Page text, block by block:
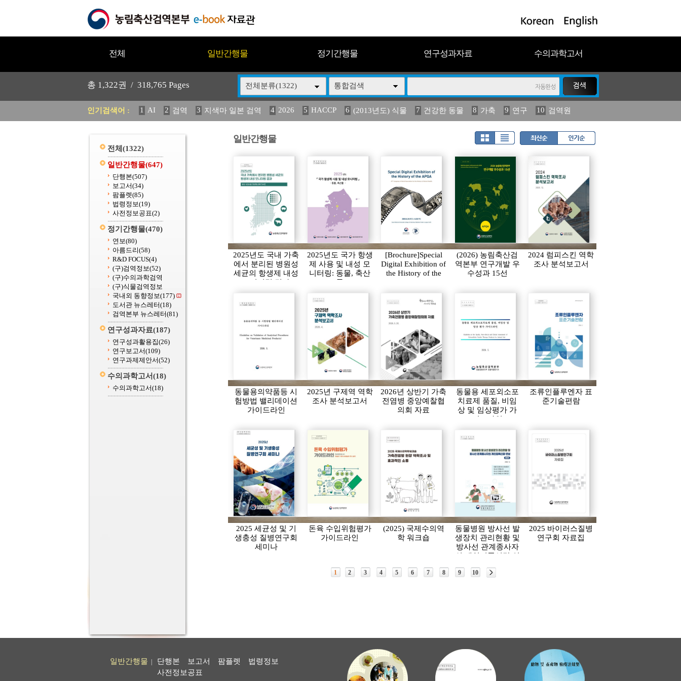
전체 일반간행물 정기간행물 연구성과자료 수의과학고서
총 1,322권 / 318,765 Pages 전체분류(1322) 통합검색
인기검색어 : 1 AI 2 검역 3 지색마 일본 검역 4 2026 5 HACCP 6 (2013년도) 식물 7 건강한 동물 8 가축 9 연구 10 검역원
11 2025 12 중독성 식물 도감 13 媛 異 14 (2013년도) 식 15 구제역 16 관리 17 연보 18 농림수산 19 2023
전체 (1322)
일반간행물(647)
단행본(507)
보고서(34)
팜플렛(85)
법령정보(19)
사전정보공표(2)
정기간행물(470)
연보(80)
아름드리(58)
R&D FOCUS(4)
(구)검역정보(52)
(구)수의과학검역
(구)식물검역정보
국내외 동향정보(177)
도서관 뉴스레터(18)
검역본부 뉴스레터(81)
연구성과자료(187)
연구성과활용집(26)
연구보고서(109)
연구과제제안서(52)
수의과학고서(18)
수의과학고서(18)
일반간행물
2025년도 국내 가축
에서 분리된 병원성
세균의 항생제 내성
모니터링 결과
2025년도 국가 항생
제 사용 및 내성 모
니터링: 동물, 축산
물
[Brochure]Special
Digital Exhibition of
the History of the
(2026) 농림축산검
역본부 연구개발 우
수성과 15선
2024 럼피스킨 역학
조사 분석보고서
동물용의약품등 시
험방법 밸리데이션
가이드라인
2025년 구제역 역학
조사 분석보고서
2026년 상반기 가축
전염병 중앙예찰협
의회 자료
동물용 세포외소포
치료제 품질, 비임
상 및 임상평가 가
이드라인
조류인플루엔자 표
준기술편람
2025 세균성 및 기
생충성 질병연구회
세미나
돈육 수입위험평가
가이드라인
(2025) 국제수의역
학 워크숍
동물병원 방사선 발
생장치 관리현황 및
방사선 관계종사자
의 개인피폭선량 연
2025 바이러스질병
연구회 자료집
1 2 3 4 5 6 7 8 9 10
일반간행물 단행본 보고서 팜플렛
법령정보
사전정보공표